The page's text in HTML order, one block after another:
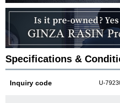
GINZA RASINのプレミアムクオ
送料・お支払方法
ショッピングローンの流れ
Specifications &
Inquiry code U-